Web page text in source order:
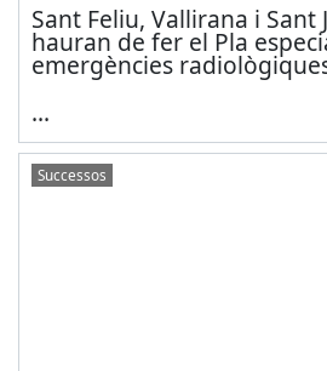
Sant Feliu, Vallirana i Sant
hauran de fer el Pla
emergències
...
Successos